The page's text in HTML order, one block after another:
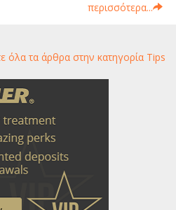
περισσότερα...
όλα τα άρθρα στην κατηγορία Tips